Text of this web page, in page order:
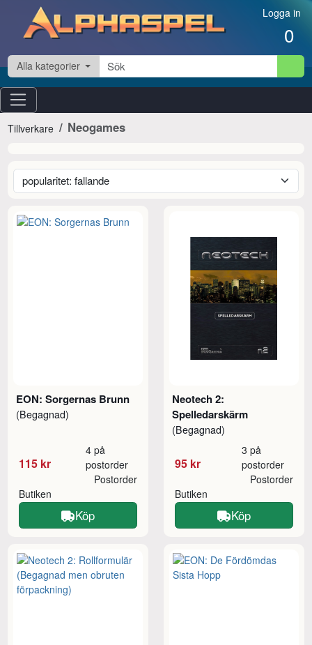
Hoppa till innehåll Logga in
0
Alla kategorier
Tillverkare Neogames
EON: Sorgernas Brunn
(Begagnad)
115 kr
4 på
postorder
Butiken
Postorder
Köp
Neotech 2:
Spelledarskärm
(Begagnad)
95 kr
3 på
postorder
Butiken
Postorder
Köp